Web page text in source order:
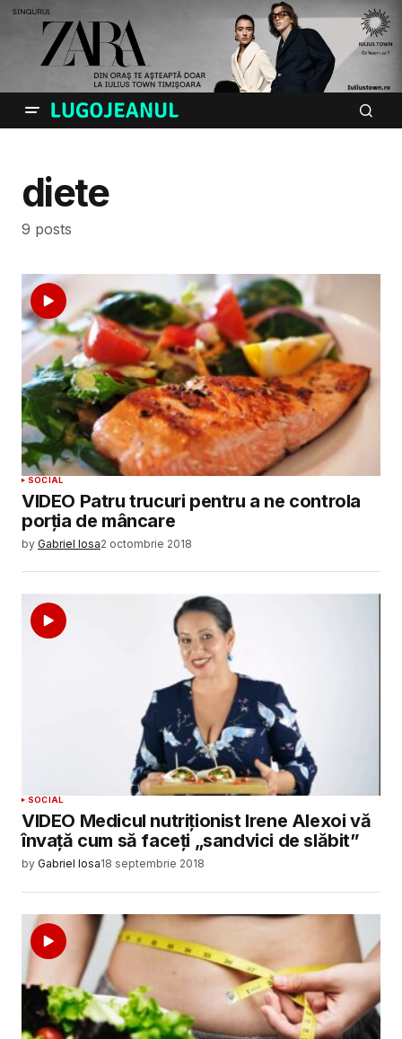
diete
9 posts
SOCIAL
VIDEO Patru trucuri pentru a ne controla
porția de mâncare
by Gabriel Iosa2 octombrie 2018
SOCIAL
VIDEO Medicul nutriționist Irene Alexoi vă
învață cum să faceți „sandvici de slăbit”
by Gabriel Iosa18 septembrie 2018